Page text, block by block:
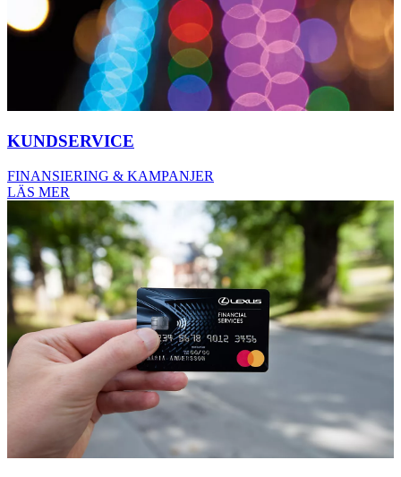
KUNDSERVICE
FINANSIERING & KAMPANJER
LÄS MER